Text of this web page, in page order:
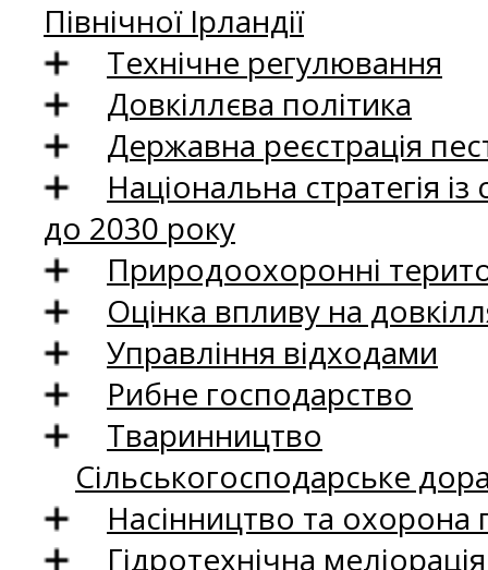
Північної Ірландії
Технічне регулювання
Довкіллєва політика
Державна реєстрація
Національна стратегія
до 2030 року
Природоохоронні
Оцінка впливу на
Управління відходами
Рибне господарство
Тваринництво
Сільськогосподарське
Насінництво та
Гідротехнічна